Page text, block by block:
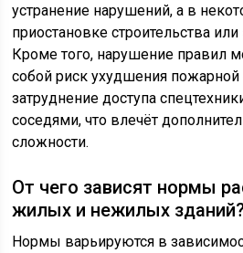
устранение нарушений, а в
приостановке строительства
Кроме того, нарушение правил
собой риск ухудшения пожарной
затруднение доступа
соседями, что влечёт
сложности.
От чего зависят нормы
жилых и нежилых
Нормы варьируются в